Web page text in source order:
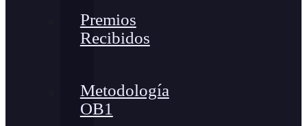
Premios
Recibidos
Metodología
OB1